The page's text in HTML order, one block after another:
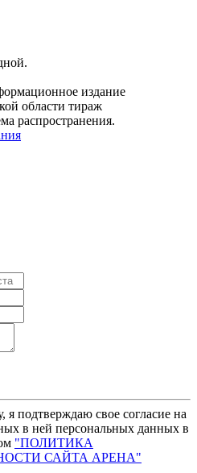
издание
области тираж
распространения.
подтверждаю свое согласие на
в ней персональных данных в
"ПОЛИТИКА
САЙТА АРЕНА"